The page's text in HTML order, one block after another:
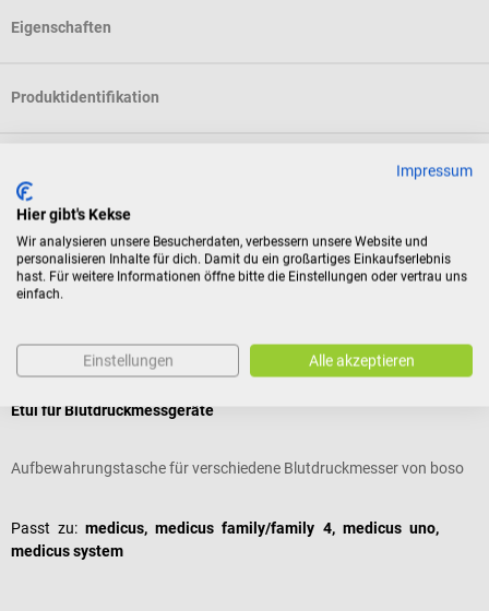
Eigenschaften
Produktidentifikation
Bewertungen
boso
Etui für Blutdruckmessgeräte
Aufbewahrungstasche für verschiedene Blutdruckmesser von boso
Passt zu: medicus, medicus family/family 4, medicus uno,
medicus system
Impressum
Hier gibt's Kekse
Wir analysieren unsere Besucherdaten, verbessern unsere Website und
personalisieren Inhalte für dich. Damit du ein großartiges Einkaufserlebnis
hast. Für weitere Informationen öffne bitte die Einstellungen oder vertrau uns
einfach.
Einstellungen Alle akzeptieren